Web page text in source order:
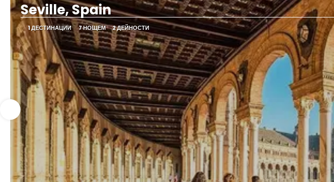
Seville, Spain
1 ДЕСТИНАЦИИ 7 НОЩЕМ 2 ДЕЙНОСТИ